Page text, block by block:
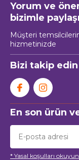
Yorum ve
bizimle
Müşteri
hizmetinizde
Bizi takip edin
En son ürün
* Yasal koşulları okuyun